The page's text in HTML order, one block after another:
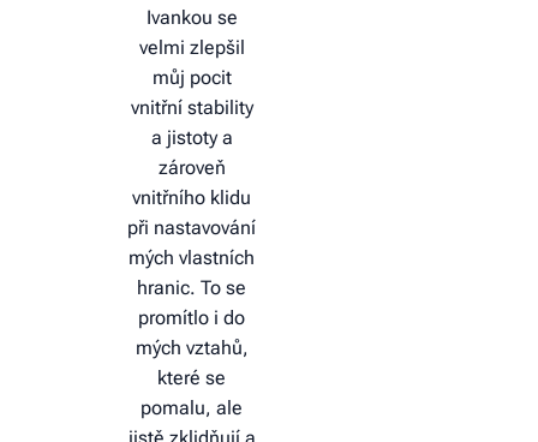
Ivankou se
velmi zlepšil
můj pocit
vnitřní stability
a jistoty a
zároveň
vnitřního klidu
při nastavování
mých vlastních
hranic. To se
promítlo i do
mých vztahů,
které se
pomalu, ale